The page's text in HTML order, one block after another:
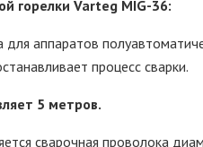
горелки Varteg MIG-36:
для аппаратов
процесс сварки.
5 метров.
сварочная проволока